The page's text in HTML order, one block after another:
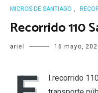
MICROS DE SANTIAGO ,
Recorrido 110
ariel 16 mayo,
l recorrido